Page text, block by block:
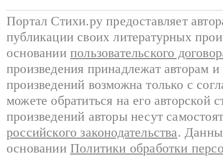
Портал Стихи.ру предоставляет
публикации своих литературных
основании пользовательского
произведения принадлежат авторам
произведений возможна только с
можете обратиться на его авторской
произведений авторы несут
российского законодательства.
основании Политики обработки